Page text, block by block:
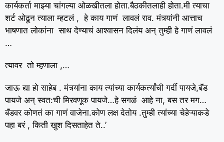
कार्यकर्ता माझ्या चांगल्या ओळखीतला होता.बैठकीतलाही होता.मी त्याचा
शर्ट ओढून त्याला म्हटलं , हे काय गाणं लावलं राव. मंत्र्यांनी आत्ताच
भाषणात लोकांना साथ देण्याचं आश्वासन दिलंय अन् तुम्ही हे गाणं लावलं
…
त्यावर तो म्हणाला ,…
जाऊ द्या हो साहेब . मंत्र्यांना काय त्यांच्या कार्यकर्त्यांची गर्दी पायजे,बॅंड
पायजे अन् स्वत:ची मिरवणूक पायजे…हे सगळं आहे ना, बस तर मग…
बॅंडवर कोणतं का गाणं वाजेना.कोण लक्ष देतोय .तुम्ही त्यांच्या चेहेऱ्याकडे
पहा बरं , किती खुश दिसताहेत ते..’